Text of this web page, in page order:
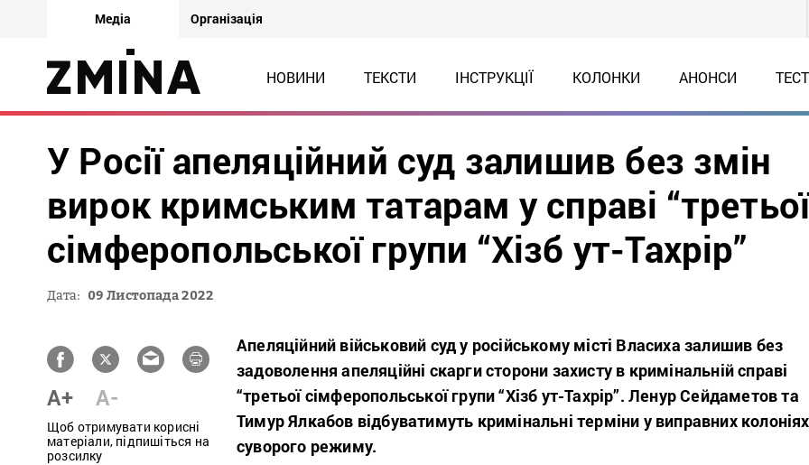
Медіа Організація
НОВИНИ ТЕКСТИ ІНСТРУКЦІЇ КОЛОНКИ АНОНСИ
У Росії апеляційний суд залишив без змін
вирок кримським татарам у справі
сімферопольської групи “Хізб ут-Тахрір”
Дата: 09 Листопада 2022
A+ A-
Щоб отримувати корисні
матеріали, підпишіться на
розсилку
Апеляційний військовий суд у російському місті Власиха залишив без
задоволення апеляційні скарги сторони захисту в кримінальній справі
“третьої сімферопольської групи “Хізб ут-Тахрір”. Ленур Сейдаметов та
Тимур Ялкабов відбуватимуть кримінальні терміни у виправних колоніях
суворого режиму.